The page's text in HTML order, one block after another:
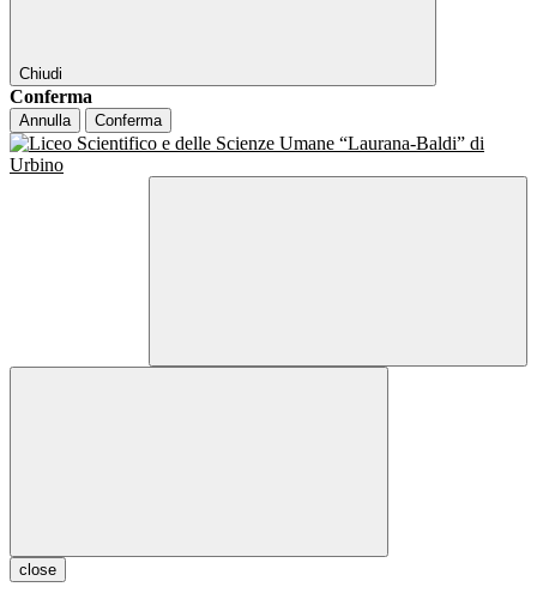
Chiudi
Conferma
Annulla Conferma
close